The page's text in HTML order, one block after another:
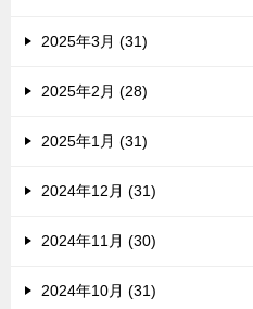
2025年3月 (31)
2025年2月 (28)
2025年1月 (31)
2024年12月 (31)
2024年11月 (30)
2024年10月 (31)